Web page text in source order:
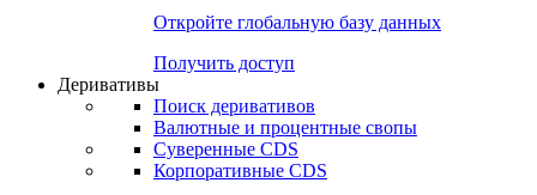
Откройте глобальную базу данных
Получить доступ
Деривативы
Поиск деривативов
Валютные и процентные свопы
Суверенные CDS
Корпоративные CDS